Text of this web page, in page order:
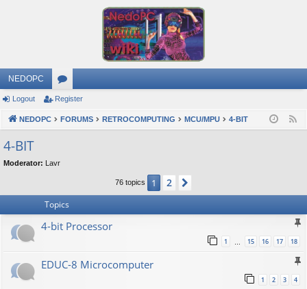
NEDOPC
or
u
s
Logout Register
NEDOPC FORUMS RETROCOMPUTING MCU/MPU 4-BIT
4-BIT
Moderator: Lavr
76 topics 1 2
Topics
4-bit Processor
1 … 15 16 17 18
EDUC-8 Microcomputer
1 2 3 4